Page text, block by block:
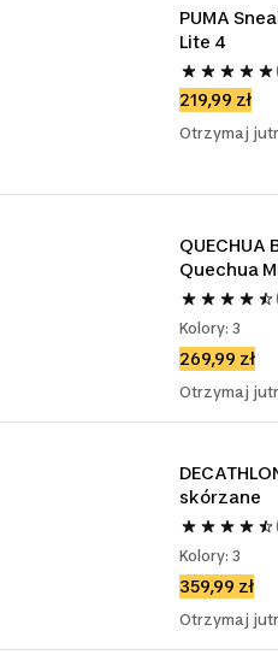
PUMA
Lite 4
219,99 zł
Otrzymaj
Quechua
Kolory: 3
269,99 zł
Otrzymaj
skórzane
Kolory: 3
359,99 zł
Otrzymaj